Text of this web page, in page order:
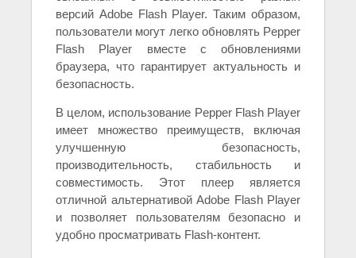
версий Adobe Flash Player. Таким образом,
пользователи могут легко обновлять Pepper
Flash Player вместе с обновлениями
браузера, что гарантирует актуальность и
безопасность.
В целом, использование Pepper Flash Player
имеет множество преимуществ, включая
улучшенную безопасность,
производительность, стабильность и
совместимость. Этот плеер является
отличной альтернативой Adobe Flash Player
и позволяет пользователям безопасно и
удобно просматривать Flash-контент.